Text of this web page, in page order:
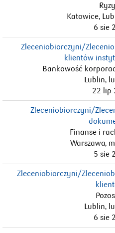
Katowice,
6 sie
Zleceniobiorczyni/
klientów
Bankowość
Lublin,
22 lip
Zleceniobiorczyni/
Finanse i
Warszawa,
5 sie
Zleceniobiorczyni/
Lublin,
6 sie